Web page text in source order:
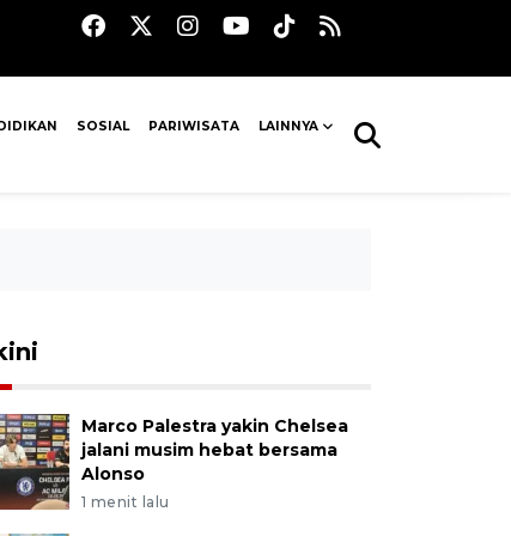
SOSIAL PARIWISATA LAINNYA
Marco Palestra yakin Chelsea
jalani musim hebat bersama
Alonso
1 menit lalu